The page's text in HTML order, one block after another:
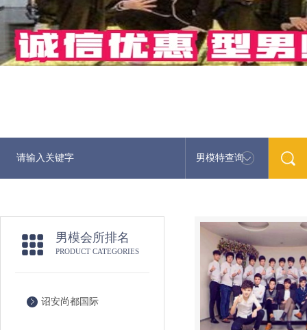
男模特查询 最
男模会所排名
PRODUCT CATEGORIES
诏安尚都国际